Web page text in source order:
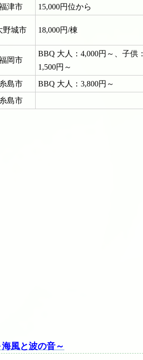
津市 15,000円位から
野城市 18,000円/棟
岡市
BBQ 大人：4,000円～、子供：
1,500円～
糸島市 BBQ 大人：3,800円～
糸島市
風と波の音～